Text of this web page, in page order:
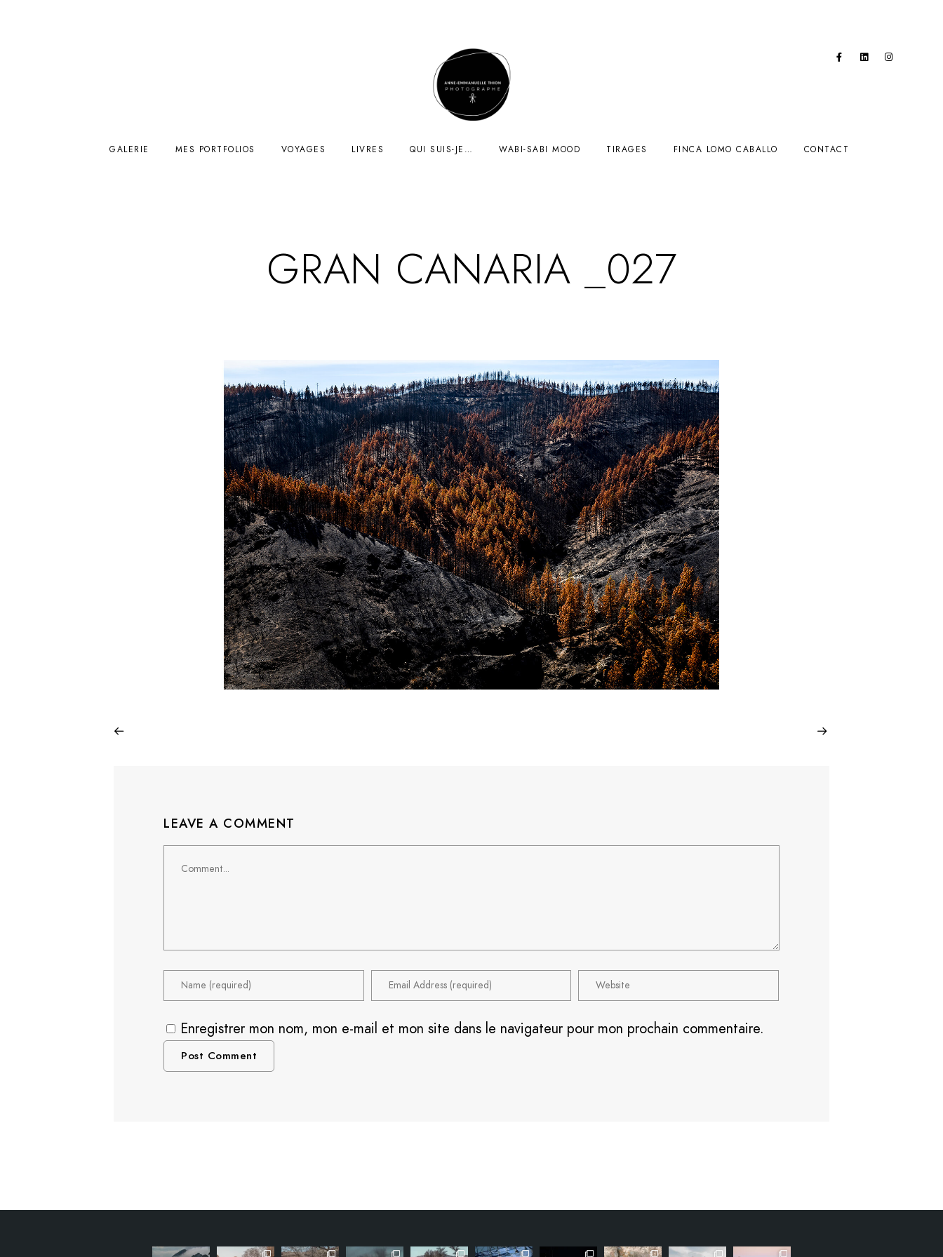
GALERIE MES PORTFOLIOS VOYAGES LIVRES QUI SUIS-JE… WABI-SABI MOOD TIRAGES FINCA LOMO CABALLO CONTACT
GRAN CANARIA _027
LEAVE A COMMENT
Enregistrer mon nom, mon e-mail et mon site dans le navigateur pour mon prochain commentaire.